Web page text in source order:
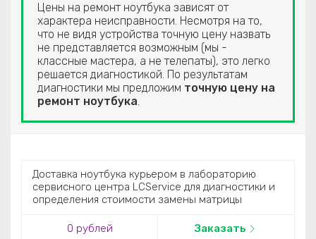
Цены на ремонт ноутбука зависят от
характера неисправности. Несмотря на то,
что не видя устройства точную цену назвать
не представляется возможным (мы -
классные мастера, а не телепаты), это легко
решается диагностикой. По результатам
диагностики мы предложим точную цену на
ремонт ноутбука.
Доставка ноутбука курьером в лабораторию
сервисного центра LCService для диагностики и
определения стоимости замены матрицы
0 рублей Заказать